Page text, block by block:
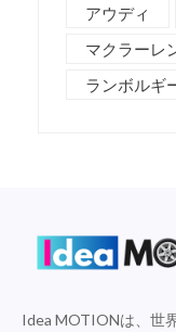
アウディ
マクラーレ
ランボルギ
Idea MOTIONは、世